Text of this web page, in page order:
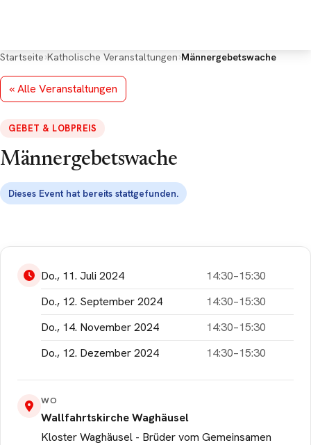
Startseite Katholische Veranstaltungen Männergebetswache
« Alle Veranstaltungen
GEBET & LOBPREIS
Männergebetswache
Dieses Event hat bereits stattgefunden.
Google Maps kann
Datenschutzeinstellungen
leider nicht angezeigt
die Cookies.
Cookie akzeptieren
Do., 11. Juli 2024
14:30–15:30
Do., 12. September 2024
14:30–15:30
Do., 14. November 2024
14:30–15:30
Do., 12. Dezember 2024
14:30–15:30
WO
Wallfahrtskirche Waghäusel
Kloster Waghäusel - Brüder vom Gemeinsamen
Deine Rückmeldung *
E-Mail (optional, für Rückfragen)